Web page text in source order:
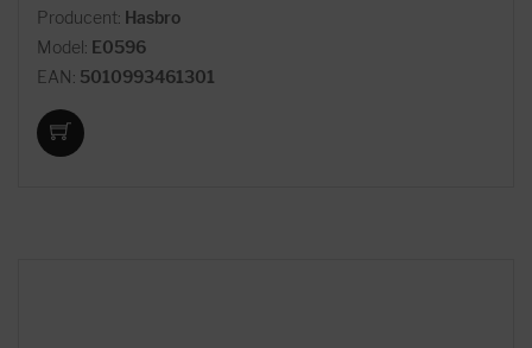
Producent: Hasbro
Model: E0596
EAN: 5010993461301